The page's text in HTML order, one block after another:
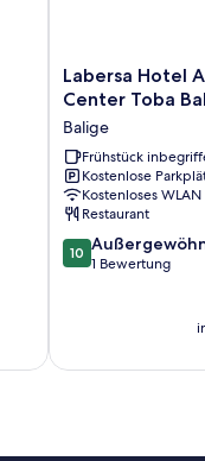
Labersa
Hotel
Convention
Center
Toba
Balige
Balige
Labersa Hotel
Center Toba
Balige
Frühstück
Kostenlose
Kostenloses WLAN
Restaurant
10.0
von
10
1 Bewertung